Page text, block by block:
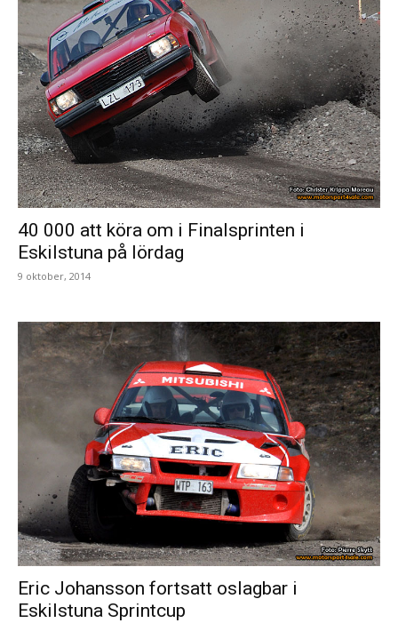
40 000 att köra om i Finalsprinten i
Eskilstuna på lördag
9 oktober, 2014
Eric Johansson fortsatt oslagbar i
Eskilstuna Sprintcup